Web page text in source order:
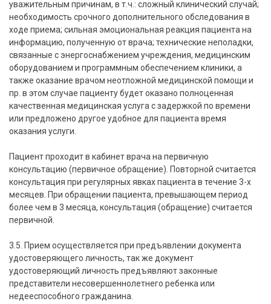
уважительным причинам, в т.ч.: сложный клинический случай;
необходимость срочного дополнительного обследования в
ходе приема; сильная эмоциональная реакция пациента на
информацию, полученную от врача; технические неполадки,
связанные с энергоснабжением учреждения, медицинским
оборудованием и программным обеспечением клиники, а
также оказание врачом неотложной медицинской помощи и
пр. в этом случае пациенту будет оказано полноценная
качественная медицинская услуга с задержкой по времени
или предложено другое удобное для пациента время
оказания услуги.
Пациент проходит в кабинет врача на первичную
консультацию (первичное обращение). Повторной считается
консультация при регулярных явках пациента в течение 3-х
месяцев. При обращении пациента, превышающем период
более чем в 3 месяца, консультация (обращение) считается
первичной.
3.5. Прием осуществляется при предъявлении документа
удостоверяющего личность, так же документ
удостоверяющий личность предъявляют законные
представители несовершеннолетнего ребенка или
недееспособного гражданина.